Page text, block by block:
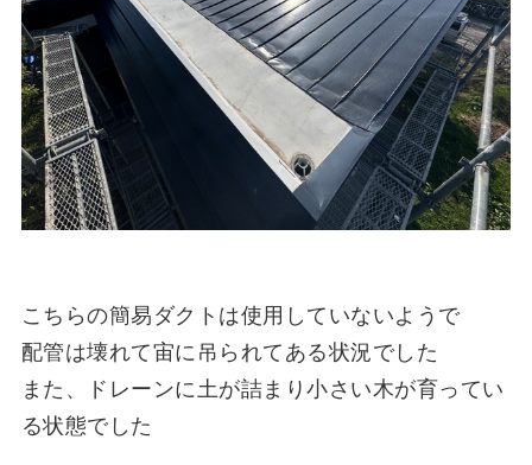
こちらの簡易ダクトは使用していないようで
配管は壊れて宙に吊られてある状況でした
また、ドレーンに土が詰まり小さい木が育ってい
る状態でした